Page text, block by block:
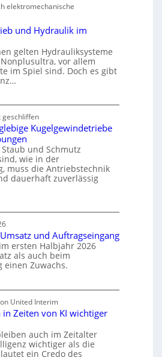
elektromechanische
und Hydraulik im
gelten Hydrauliksysteme
vor allem
im Spiel sind. Doch es gibt
geschliffen
Kugelgewindetriebe
und Schmutz
wie in der
muss die Antriebstechnik
dauerhaft zuverlässig
und Auftragseingang
ersten Halbjahr 2026
als auch beim
einen Zuwachs.
United Interim
in Zeiten von KI wichtiger
auch im Zeitalter
wichtiger als die
ein Credo des